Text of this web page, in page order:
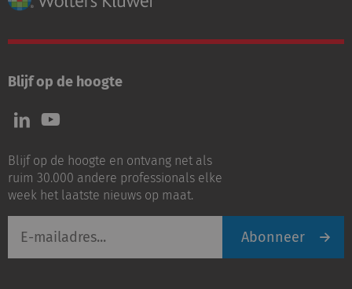
Blijf op de hoogte
Volg
ons
LinkedIn
Volg
ons
Youtube
Blijf op de hoogte en ontvang net als
ruim 30.000 andere professionals elke
week het laatste nieuws op maat.
mailadres
Abonneer